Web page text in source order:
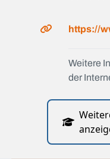
https://
Weitere
der